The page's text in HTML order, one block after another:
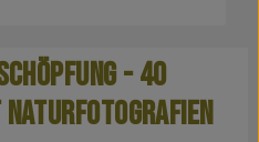
- 40
Naturfotografien